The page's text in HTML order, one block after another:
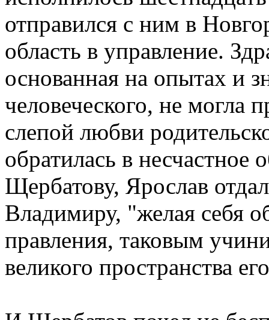
отправился с ним в
область в управление.
основанная на опытах и
человеческого, не могла
слепой любви
обратилась в
Щербатову, Ярослав
Владимиру, "желая себя
правления, таковым
великого пространства